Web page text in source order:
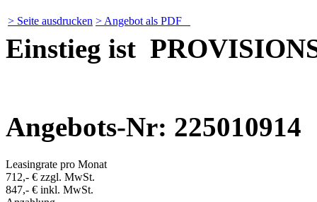
> Seite ausdrucken > Angebot als PDF
Einstieg ist
Angebots-Nr: 225010914
Leasingrate pro Monat
712,- € zzgl. MwSt.
847,- € inkl. MwSt.